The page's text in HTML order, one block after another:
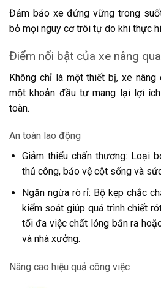
Đảm bảo xe đứng vững trong
bỏ mọi nguy cơ trôi tự do khi thực
Điểm nổi bật của xe nâng
Không chỉ là một thiết bị, xe
một khoản đầu tư mang lại lợi
toàn.
An toàn lao động
Giảm thiểu chấn thương: Loại
thủ công, bảo vệ cột sống và
Ngăn ngừa rò rỉ: Bộ kẹp chắc
kiểm soát giúp quá trình chiết
tối đa việc chất lỏng bắn ra
và nhà xưởng.
Nâng cao hiệu quả công việc